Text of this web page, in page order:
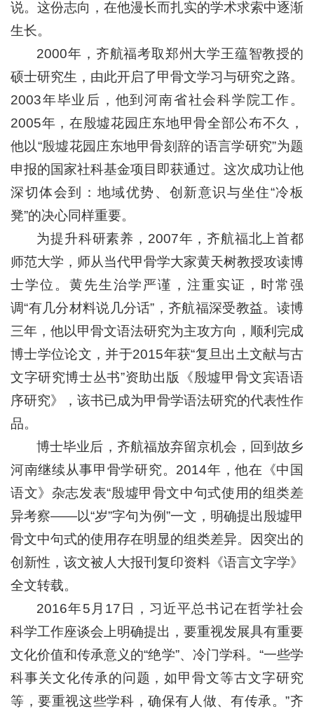
说。这份志向，在他漫长而扎实的学术求索中逐渐
生长。
2000年，齐航福考取郑州大学王蕴智教授的
硕士研究生，由此开启了甲骨文学习与研究之路。
2003年毕业后，他到河南省社会科学院工作。
2005年，在殷墟花园庄东地甲骨全部公布不久，
他以“殷墟花园庄东地甲骨刻辞的语言学研究”为题
申报的国家社科基金项目即获通过。这次成功让他
深切体会到：地域优势、创新意识与坐住“冷板
凳”的决心同样重要。
为提升科研素养，2007年，齐航福北上首都
师范大学，师从当代甲骨学大家黄天树教授攻读博
士学位。黄先生治学严谨，注重实证，时常强
调“有几分材料说几分话”，齐航福深受教益。读博
三年，他以甲骨文语法研究为主攻方向，顺利完成
博士学位论文，并于2015年获“复旦出土文献与古
文字研究博士丛书”资助出版《殷墟甲骨文宾语语
序研究》，该书已成为甲骨学语法研究的代表性作
品。
博士毕业后，齐航福放弃留京机会，回到故乡
河南继续从事甲骨学研究。2014年，他在《中国
语文》杂志发表“殷墟甲骨文中句式使用的组类差
异考察——以“岁”字句为例”一文，明确提出殷墟甲
骨文中句式的使用存在明显的组类差异。因突出的
创新性，该文被人大报刊复印资料《语言文字学》
全文转载。
2016年5月17日，习近平总书记在哲学社会
科学工作座谈会上明确提出，要重视发展具有重要
文化价值和传承意义的“绝学”、冷门学科。“一些学
科事关文化传承的问题，如甲骨文等古文字研究
等，要重视这些学科，确保有人做、有传承。”齐